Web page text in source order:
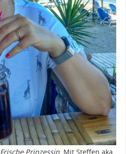
Frische Prinzessin. Mit Steffen aka